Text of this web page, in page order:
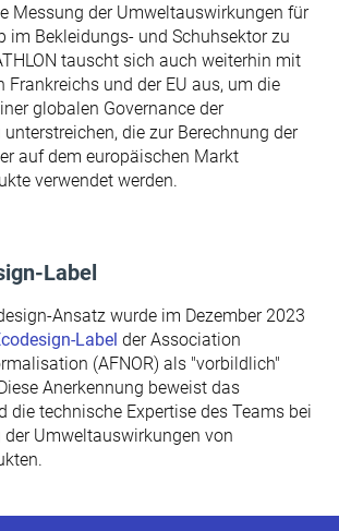
Messung der Umweltauswirkungen für
im Bekleidungs- und Schuhsektor zu
tauscht sich auch weiterhin mit
Frankreichs und der EU aus, um die
globalen Governance der
die zur Berechnung der
auf dem europäischen Markt
verwendet werden.
Label
Ansatz wurde im Dezember 2023
Label der Association
(AFNOR) als "vorbildlich"
Anerkennung beweist das
die technische Expertise des Teams bei
der Umweltauswirkungen von